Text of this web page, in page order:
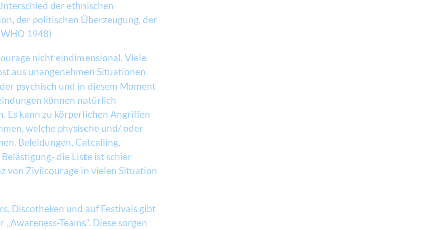
der ethnischen
der politischen Überzeugung, der
1948)
nicht eindimensional. Viele
aus unangenehmen Situationen
psychisch und in diesem Moment
können natürlich
Es kann zu körperlichen Angriffen
welche physische und/ oder
Beleidungen, Catcalling,
die Liste ist schier
von Zivilcourage in vielen Situation
Discotheken und auf Festivals gibt
Teams“. Diese sorgen